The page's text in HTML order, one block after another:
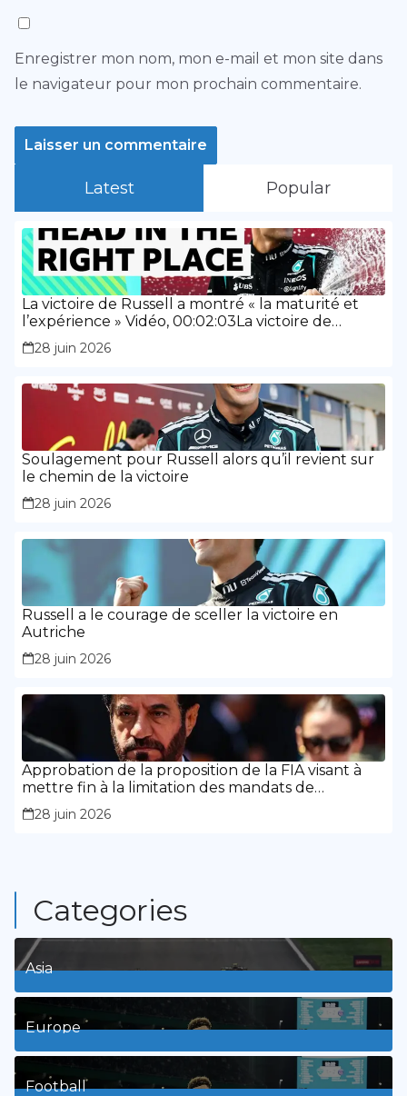
Enregistrer mon nom, mon e-mail et mon site dans
le navigateur pour mon prochain commentaire.
Latest Popular
La victoire de Russell a montré « la maturité et
l’expérience » Vidéo, 00:02:03La victoire de
Russell a montré « la maturité et l’expérience »
28 juin 2026
Soulagement pour Russell alors qu’il revient sur
le chemin de la victoire
28 juin 2026
Russell a le courage de sceller la victoire en
Autriche
28 juin 2026
Approbation de la proposition de la FIA visant à
mettre fin à la limitation des mandats de
présidence
28 juin 2026
Categories
Asia
1Posts
Europe
3Posts
Football